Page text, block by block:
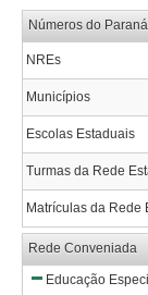
Números do Paraná
NREs
Municípios
Escolas Estaduais
Turmas da Rede
Matrículas da Rede
Rede Conveniada
Educação